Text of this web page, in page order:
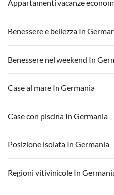
Appartamenti vacanze
Benessere e bellezza In
Benessere nel weekend In
Case al mare In Germania
Case con piscina In Germania
Posizione isolata In Germania
Regioni vitivinicole In